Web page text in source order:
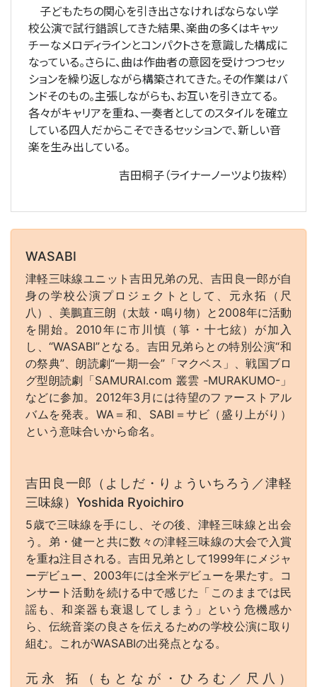
子どもたちの関心を引き出さなければならない学
校公演で試行錯誤してきた結果、楽曲の多くはキャッ
チーなメロディラインとコンパクトさを意識した構成に
なっている。さらに、曲は作曲者の意図を受けつつセッ
ションを繰り返しながら構築されてきた。その作業はバ
ンドそのもの。主張しながらも、お互いを引き立てる。
各々がキャリアを重ね、一奏者としてのスタイルを確立
している四人だからこそできるセッションで、新しい音
楽を生み出している。
吉田桐子（ライナーノーツより抜粋）
WASABI
津軽三味線ユニット吉田兄弟の兄、吉田良一郎が自
身の学校公演プロジェクトとして、元永拓（尺
八）、美鵬直三朗（太鼓・鳴り物）と2008年に活動
を開始。2010年に市川慎（箏・十七絃）が加入
し、“WASABI”となる。吉田兄弟らとの特別公演“和
の祭典”、朗読劇“一期一会”「マクベス」、戦国ブロ
グ型朗読劇「SAMURAI.com 叢雲 -MURAKUMO-」
などに参加。2012年3月には待望のファーストアル
バムを発表。WA＝和、SABI＝サビ（盛り上がり）
という意味合いから命名。
吉田良一郎（よしだ・りょういちろう／津軽
三味線）Yoshida Ryoichiro
5歳で三味線を手にし、その後、津軽三味線と出会
う。弟・健一と共に数々の津軽三味線の大会で入賞
を重ね注目される。吉田兄弟として1999年にメジャ
ーデビュー、2003年には全米デビューを果たす。コ
ンサート活動を続ける中で感じた「このままでは民
謡も、和楽器も衰退してしまう」という危機感か
ら、伝統音楽の良さを伝えるための学校公演に取り
組む。これがWASABIの出発点となる。
元永 拓（もとなが・ひろむ／尺八）